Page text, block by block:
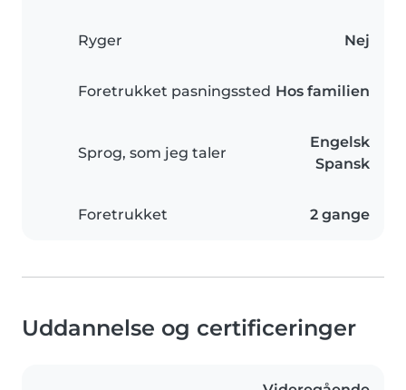
Ryger Nej
Foretrukket pasningssted Hos familien
Sprog, som jeg taler
Engelsk
Spansk
Foretrukket 2 gange
Uddannelse og certificeringer